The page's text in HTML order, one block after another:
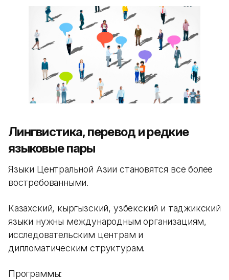
Лингвистика, перевод и редкие
языковые пары
Языки Центральной Азии становятся все более
востребованными.
Казахский, кыргызский, узбекский и таджикский
языки нужны международным организациям,
исследовательским центрам и
дипломатическим структурам.
Программы: